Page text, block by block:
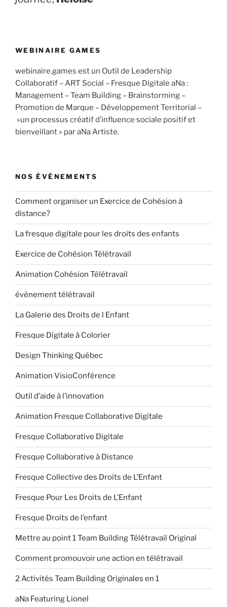
WEBINAIRE GAMES
webinaire.games est un Outil de Leadership
Collaboratif – ART Social – Fresque Digitale aNa :
Management – Team Building – Brainstorming –
Promotion de Marque – Développement Territorial –
»un processus créatif d’influence sociale positif et
bienveillant » par aNa Artiste.
NOS ÉVÉNEMENTS
Comment organiser un Exercice de Cohésion à
distance?
La fresque digitale pour les droits des enfants
Exercice de Cohésion Télétravail
Animation Cohésion Télétravail
événement télétravail
La Galerie des Droits de l Enfant
Fresque Digitale à Colorier
Design Thinking Québec
Animation VisioConférence
Outil d’aide à l’innovation
Animation Fresque Collaborative Digitale
Fresque Collaborative Digitale
Fresque Collaborative à Distance
Fresque Collective des Droits de L’Enfant
Fresque Pour Les Droits de L’Enfant
Fresque Droits de l’enfant
Mettre au point 1 Team Building Télétravail Original
Comment promouvoir une action en télétravail
2 Activités Team Building Originales en 1
aNa Featuring Lionel